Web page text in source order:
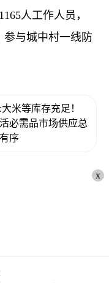
人工作人员，
参与城中村一线防
米等库存充足！
必需品市场供应总
序
x